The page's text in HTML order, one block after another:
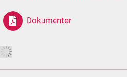
Dokumenter